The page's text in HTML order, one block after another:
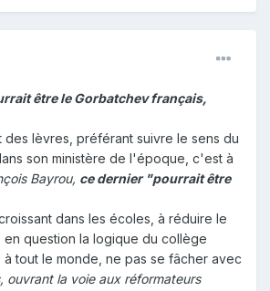
être le Gorbatchev français,
des lèvres, préférant suivre le sens du
son ministère de l'époque, c'est à
Bayrou, ce dernier "pourrait être
dans les écoles, à réduire le
question la logique du collège
tout le monde, ne pas se fâcher avec
ouvrant la voie aux réformateurs